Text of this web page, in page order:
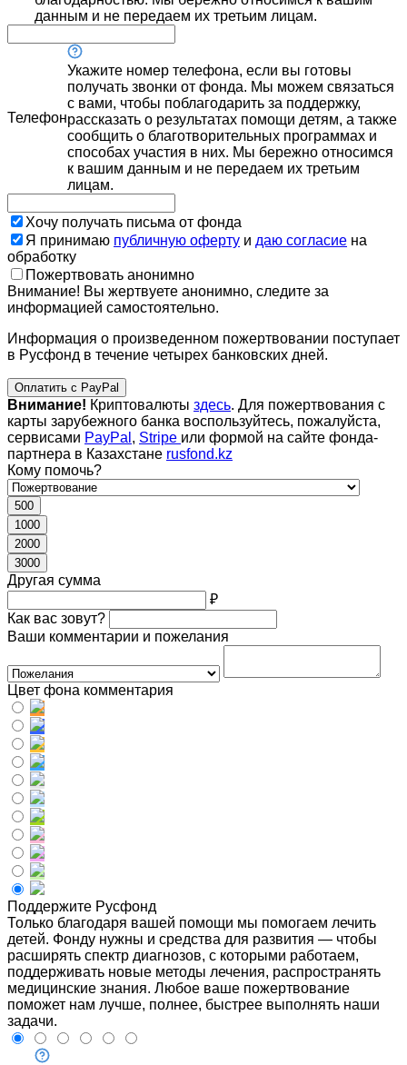
данным и не передаем их третьим лицам.
Телефон
Укажите номер телефона, если вы готовы
получать звонки от фонда. Мы можем связаться
с вами, чтобы поблагодарить за поддержку,
рассказать о результатах помощи детям, а также
сообщить о благотворительных программах и
способах участия в них. Мы бережно относимся
к вашим данным и не передаем их третьим
лицам.
Хочу получать письма от фонда
Я принимаю публичную оферту и даю согласие на
обработку
Пожертвовать анонимно
Внимание! Вы жертвуете анонимно, следите за
информацией самостоятельно.
Информация о произведенном пожертвовании поступает
в Русфонд в течение четырех банковских дней.
Оплатить с PayPal
Внимание! Криптовалюты здесь. Для пожертвования с
карты зарубежного банка воспользуйтесь, пожалуйста,
сервисами PayPal , Stripe или формой на сайте фонда-
партнера в Казахстане rusfond.kz
Кому помочь?
500
1000
2000
3000
Другая сумма
₽
Как вас зовут?
Ваши комментарии и пожелания
Цвет фона комментария
Поддержите Русфонд
Только благодаря вашей помощи мы помогаем лечить
детей. Фонду нужны и средства для развития — чтобы
расширять спектр диагнозов, с которыми работаем,
поддерживать новые методы лечения, распространять
медицинские знания. Любое ваше пожертвование
поможет нам лучше, полнее, быстрее выполнять наши
задачи.